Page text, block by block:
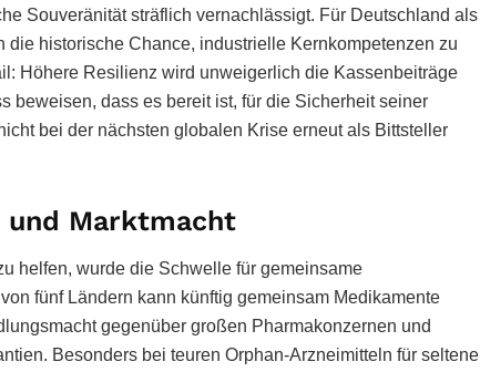
Souveränität sträflich vernachlässigt. Für Deutschland als
die historische Chance, industrielle Kernkompetenzen zu
Höhere Resilienz wird unweigerlich die Kassenbeiträge
beweisen, dass es bereit ist, für die Sicherheit seiner
bei der nächsten globalen Krise erneut als Bittsteller
und Marktmacht
helfen, wurde die Schwelle für gemeinsame
fünf Ländern kann künftig gemeinsam Medikamente
gegenüber großen Pharmakonzernen und
Besonders bei teuren Orphan-Arzneimitteln für seltene